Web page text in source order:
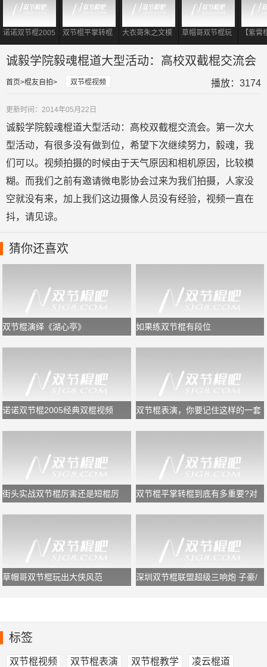
诺诺双节棍2005
经典双棍视频
双节棍平掌转棍
到底有多重要?
对于初学者够用
了!
大衣哥朱之文模
仿李小龙 现场耍
起双节棍表演
草帽哥双节棍玩
出大侠风范
【紫霄
霄II：
诚毅学院毅魂棍道大型活动：高校双截棍交流会
首页 棍友自拍 双节棍视频 播放：3174
更新时间：2014年05月22日
诚毅学院毅魂棍道大型活动：高校双截棍交流会。第一次大
型活动，有很多没有做到位，希望下次继续努力，毅魂，我
们可以。视频拍摄的时候由于天气原因和相机原因，比较模
糊。而我们之前有邀请微电影协会过来为我们拍摄，人家没
空就没有来，加上我们这边摄像人员没有经验，视频一直在
抖，请见谅。
猜你还喜欢
双节棍演绎《湖心亭》 如果练双节棍有段位
诺诺双节棍2005经典双棍视频
双节棍表演，你要记住这样的一套
街头实战双节棍厉害还是短棍厉
双节棍平掌转棍到底有多重要?对
草帽哥双节棍玩出大侠风范
深圳双节棍联盟超级三响炮 子豪/
标签
双节棍视频 双节棍表演 双节棍教学 凌云棍道